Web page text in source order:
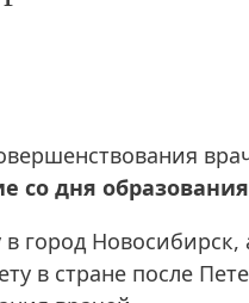
со дня
город Новосибирск,
в стране после